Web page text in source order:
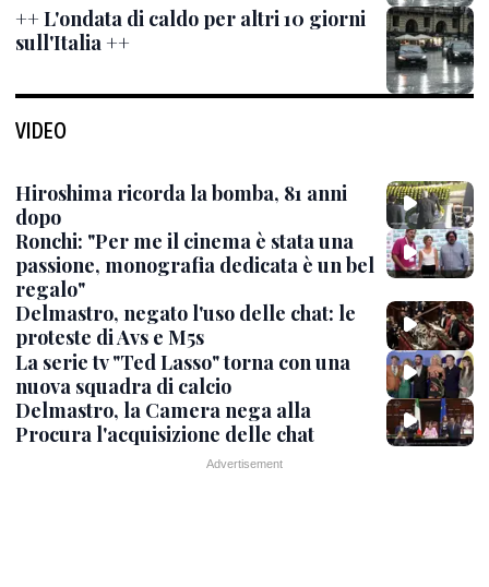
++ L'ondata di caldo per altri 10 giorni
sull'Italia ++
VIDEO
Hiroshima ricorda la bomba, 81 anni
dopo
Ronchi: "Per me il cinema è stata una
passione, monografia dedicata è un bel
regalo"
Delmastro, negato l'uso delle chat: le
proteste di Avs e M5s
La serie tv "Ted Lasso" torna con una
nuova squadra di calcio
Delmastro, la Camera nega alla
Procura l'acquisizione delle chat